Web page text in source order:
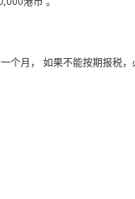
月， 如果不能按期报税，